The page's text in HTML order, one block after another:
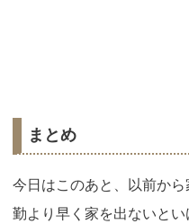
まとめ
今日はこのあと、以前か
勤より早く家を出ないとい